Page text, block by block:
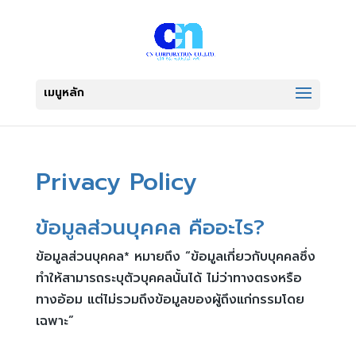
Privacy Policy
ข้อมูลส่วนบุคคล คืออะไร?
ข้อมูลส่วนบุคคล* หมายถึง “ข้อมูลเกี่ยวกับบุคคลซึ่ง
ทำให้สามารถระบุตัวบุคคลนั้นได้ ไม่ว่าทางตรงหรือ
ทางอ้อม แต่ไม่รวมถึงข้อมูลของผู้ถึงแก่กรรมโดย
เฉพาะ”